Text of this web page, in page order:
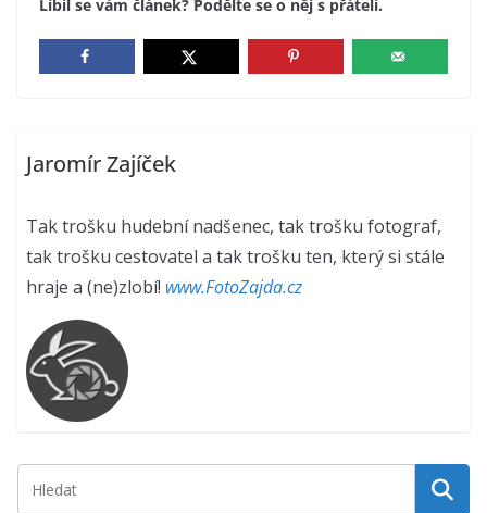
Líbil se vám článek? Podělte se o něj s přáteli.
Jaromír Zajíček
Tak trošku hudební nadšenec, tak trošku fotograf,
tak trošku cestovatel a tak trošku ten, který si stále
hraje a (ne)zlobí! www.FotoZajda.cz